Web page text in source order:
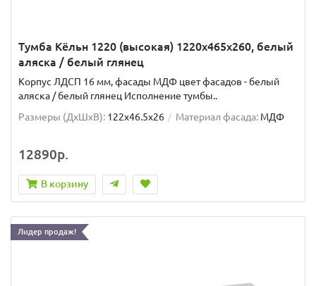
Тумба Кёльн 1220 (высокая) 1220x465x260, белый
аляска / белый глянец
Корпус ЛДСП 16 мм, фасады МДФ цвет фасадов - белый
аляска / белый глянец Исполнение тумбы..
Размеры (ДхШxВ): 122x46.5x26 Материал фасада: МДФ
12890р.
В корзину
Лидер продаж!